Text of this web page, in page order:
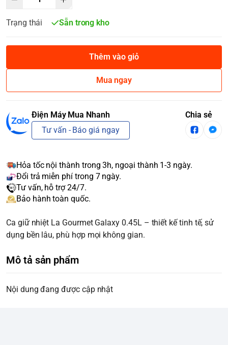
Trạng thái Sẵn trong kho
Thêm vào giỏ
Mua ngay
Điện Máy Mua Nhanh
Tư vấn - Báo giá ngay
Chia sẻ
Hỏa tốc nội thành trong 3h, ngoại thành 1-3 ngày.
Đổi trả miễn phí trong 7 ngày.
Tư vấn, hỗ trợ 24/7.
Bảo hành toàn quốc.
Ca giữ nhiệt La Gourmet Galaxy 0.45L – thiết kế tinh tế, sử
dụng bền lâu, phù hợp mọi không gian.
Mô tả sản phẩm
Nội dung đang được cập nhật